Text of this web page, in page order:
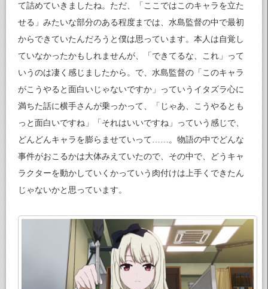
て詰めていきましたね。ただ、「ここではこのキャラを立た
せる」みたいな部分のある程度までは、水島監督の中で最初
からできていたんだろうと僕は思っています。本人は自覚し
ていなかったかもしれませんが、「できてるな、これ」って
いうのは凄く感じましたから。で、水島監督の「このキャラ
がこうやると面白いじゃないですか」っていうイタズラ心に
満ちた話に横手さんが乗っかって、「じゃあ、こうやるとも
っと面白いですね」「それはいいですね」っていう感じで、
どんどんキャラを膨らませていって……。物語の中でどんな
事件がおこるかは大体みえていたので、その中で、どうキャ
ラクターを動かしていくかっていう肉付けは上手くできたん
じゃないかと思っています。